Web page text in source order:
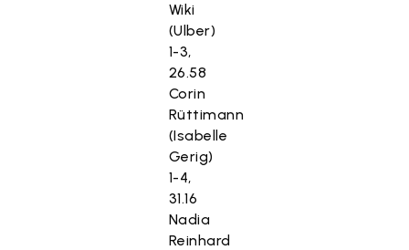
Wiki
(Ulber)
1-3,
26.58
Corin
Rüttimann
(Isabelle
Gerig)
1-4,
31.16
Nadia
Reinhard